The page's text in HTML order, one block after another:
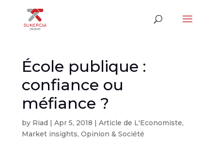
École publique :
confiance ou
méfiance ?
by Riad | Apr 5, 2018 | Article de L'Economiste,
Market insights, Opinion & Société